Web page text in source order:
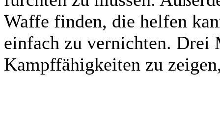
Waffe finden, die helfen
einfach zu vernichten.
Kampffähigkeiten zu